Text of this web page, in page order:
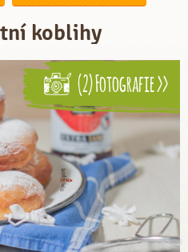
koblihy
(2) Fotografie >>